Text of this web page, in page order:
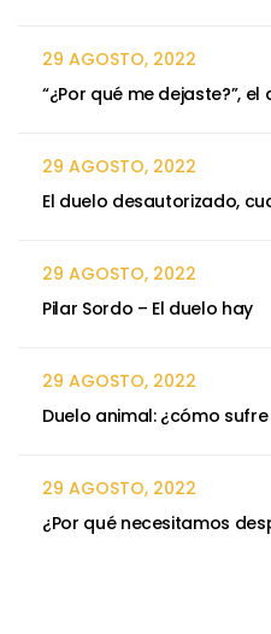
29 AGOSTO, 2022
“¿Por qué me dejaste?”, el
29 AGOSTO, 2022
El duelo desautorizado,
29 AGOSTO, 2022
Pilar Sordo – El duelo hay
29 AGOSTO, 2022
Duelo animal: ¿cómo
29 AGOSTO, 2022
¿Por qué necesitamos